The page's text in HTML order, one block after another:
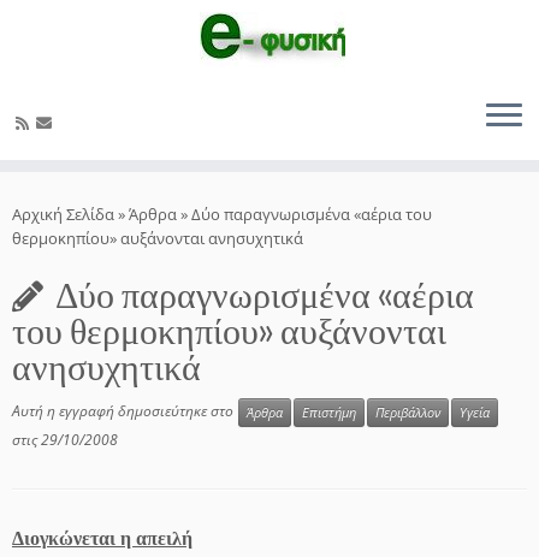
στο
περιεχόμενο
Αρχική Σελίδα»Άρθρα»Δύο παραγνωρισμένα «αέρια του
θερμοκηπίου» αυξάνονται ανησυχητικά
Δύο παραγνωρισμένα «αέρια
του θερμοκηπίου» αυξάνονται
ανησυχητικά
Αυτή η εγγραφή δημοσιεύτηκε στο Άρθρα Επιστήμη Περιβάλλον Υγεία
στις29/10/2008
Διογκώνεται η απειλή